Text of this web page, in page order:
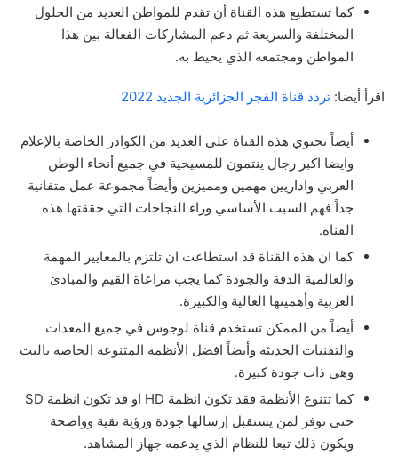
كما تستطيع هذه القناة أن تقدم للمواطن العديد من الحلول
المختلفة والسريعة ثم دعم المشاركات الفعالة بين هذا
المواطن ومجتمعه الذي يحيط به.
اقرأ أيضا: تردد قناة الفجر الجزائرية الجديد 2022
أيضاً تحتوي هذه القناة على العديد من الكوادر الخاصة بالإعلام
وايضا اكبر رجال ينتمون للمسيحية في جميع أنحاء الوطن
العربي واداريين مهمين ومميزين وأيضاً مجموعة عمل متفانية
جداً فهم السبب الأساسي وراء النجاحات التي حققتها هذه
القناة.
كما ان هذه القناة قد استطاعت ان تلتزم بالمعايير المهمة
والعالمية الدقة والجودة كما يجب مراعاة القيم والمبادئ
العربية وأهميتها العالية والكبيرة.
أيضاً من الممكن تستخدم قناة لوجوس في جميع المعدات
والتقنيات الحديثة وأيضاً افضل الأنظمة المتنوعة الخاصة بالبث
وهي ذات جودة كبيرة.
كما تتنوع الأنظمة فقد تكون انظمة HD او قد تكون انظمة SD
حتى توفر لمن يستقبل إرسالها جودة ورؤية نقية وواضحة
ويكون ذلك تبعا للنظام الذي يدعمه جهاز المشاهد.